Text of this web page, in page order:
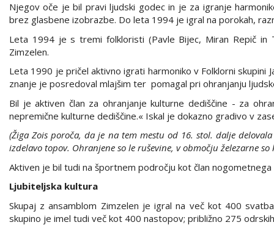
Njegov oče je bil pravi ljudski godec in je za igranje
brez glasbene izobrazbe. Do leta 1994 je igral na porokah,
Leta 1994 je s tremi folkloristi (Pavle Bijec, Miran Repič
Zimzelen.
Leta 1990 je pričel aktivno igrati harmoniko v Folklorni skupini
znanje je posredoval mlajšim ter pomagal pri ohranjanju
Bil je aktiven član za ohranjanje kulturne dediščine - za
nepremične kulturne dediščine.« Iskal je dokazno gradivo v
(Žiga Zois poroča, da je na tem mestu od 16. stol. dalje
izdelavo topov. Ohranjene so le ruševine, v območju železarne
Aktiven je bil tudi na športnem področju kot član nogometnega
Ljubiteljska kultura
Skupaj z ansamblom Zimzelen je igral na več kot 400
skupino je imel tudi več kot 400 nastopov; približno 275